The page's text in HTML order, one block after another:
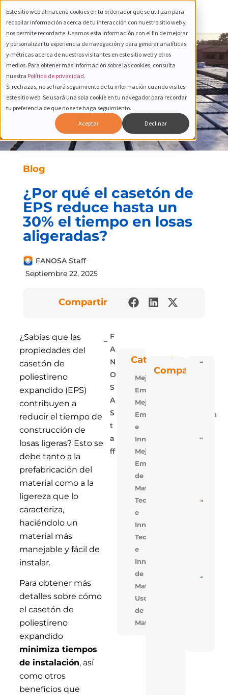
Este sitio web almacena cookies en tu ordenador que se utilizan para
recopilar información acerca de tu interacción con nuestro sitio web y
nos permite recordarte. Usamos esta información con el fin de mejorar
y personalizar tu experiencia de navegación y para generar analíticas
y métricas acerca de nuestros visitantes en este sitio web y otros
medios. Para obtener más información sobre las cookies, consulta
nuestra Política de privacidad.
Si rechazas, no se hará seguimiento de tu información cuando visites
este sitio web. Se usará una sola cookie en tu navegador para recordar
tu preferencia de que no se te haga seguimiento.
Aceptar Declinar
Blog
¿Por qué el casetón de
EPS reduce hasta un
30% el tiempo en losas
aligeradas?
FANOSA Staff
Septiembre 22, 2025
Compartir
¿Sabías que las
propiedades del
casetón de
poliestireno
expandido (EPS)
contribuyen a
reducir el tiempo de
construcción de
losas ligeras? Esto se
debe tanto a la
prefabricación del
material como a la
ligereza que lo
caracteriza,
haciéndolo un
material más
manejable y fácil de
instalar.
Para obtener más
detalles sobre cómo
el casetón de
poliestireno
expandido
minimiza tiempos
de instalación, así
como otros
beneficios que
F
A
N
O
S
A
S
T
A
Ff
Categorías
Mejora
Empresarial
Mejora
Empresarial,Tecnologia
e
Innovacion
Mejora
Empresarial,Uso
de
Materiales
Tecnología
e
Innovación
Tecnologia
e
Innovacion,Uso
de
Materiales
Uso
de
Materiales
Compartir
De